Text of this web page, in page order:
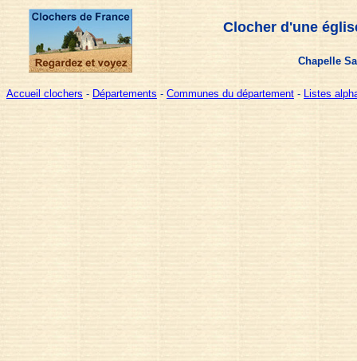
Clocher d'une
Chapelle
Accueil clochers - Départements - Communes du département - Listes